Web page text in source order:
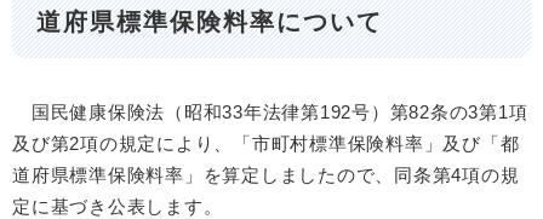
道府県標準保険料率について
国民健康保険法（昭和33年法律第192号）第82条の3第1項
及び第2項の規定により、「市町村標準保険料率」及び「都
道府県標準保険料率」を算定しましたので、同条第4項の規
定に基づき公表します。